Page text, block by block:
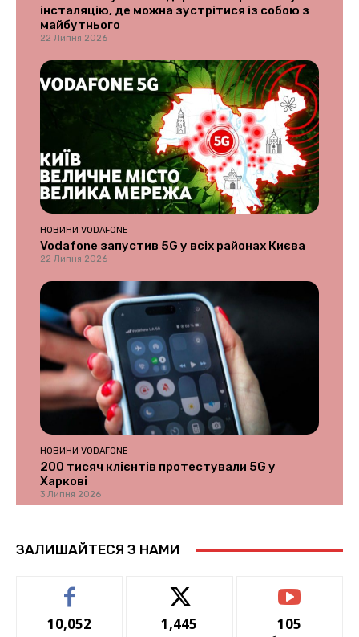
інсталяцію, де можна зустрітися із собою з
майбутнього
22 Липня 2026
НОВИНИ VODAFONE
Vodafone запустив 5G у всіх районах Києва
22 Липня 2026
НОВИНИ VODAFONE
200 тисяч клієнтів протестували 5G у
Харкові
3 Липня 2026
ЗАЛИШАЙТЕСЯ З НАМИ
10,052 1,445 105